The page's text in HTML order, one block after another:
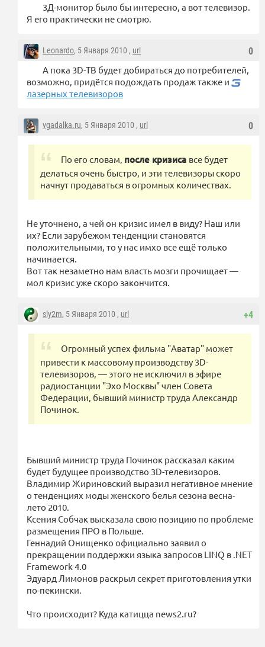
3Д-монитор было бы интересно, а вот телевизор.
Я его практически не смотрю.
0
Leonardo, 5 Января 2010 , url
А пока 3D-ТВ будет добираться до потребителей,
возможно, придётся подождать продаж также и
лазерных телевизоров
0
vgadalka.ru, 5 Января 2010 , url
По его словам, после кризиса все будет
делаться очень быстро, и эти телевизоры скоро
начнут продаваться в огромных количествах.
Не уточнено, а чей он кризис имел в виду? Наш или
их? Если зарубежом тенденции становятся
положительными, то у нас имхо все ещё только
начинается.
Вот так незаметно нам власть мозги прочищает —
мол кризис уже скоро закончится.
+4
sly2m, 5 Января 2010 , url
Огромный успех фильма "Аватар" может
привести к массовому производству 3D-
телевизоров, — этого не исключил в эфире
радиостанции "Эхо Москвы" член Совета
Федерации, бывший министр труда Александр
Починок.
Бывший министр труда Починок рассказал каким
будет будущее производство 3D-телевизоров.
Владимир Жириновский выразил негативное мнение
о тенденциях моды женского белья сезона весна-
лето 2010.
Ксения Собчак высказала свою позицию по проблеме
размещения ПРО в Польше.
Геннадий Онищенко официально заявил о
прекращении поддержки языка запросов LINQ в .NET
Framework 4.0
Эдуард Лимонов раскрыл секрет приготовления утки
по-пекински.
Что происходит? Куда катицца news2.ru?